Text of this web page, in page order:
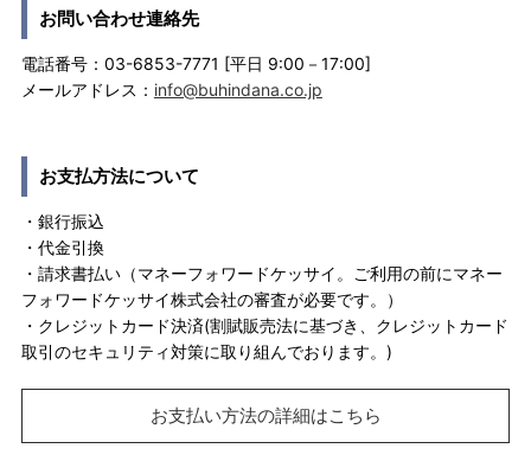
お問い合わせ連絡先
電話番号：03-6853-7771 [平日 9:00－17:00]
メールアドレス： info@buhindana.co.jp
お支払方法について
・銀行振込
・代金引換
・請求書払い（マネーフォワードケッサイ。ご利用の前にマネー
フォワードケッサイ株式会社の審査が必要です。）
・クレジットカード決済(割賦販売法に基づき、クレジットカード
取引のセキュリティ対策に取り組んでおります。)
お支払い方法の詳細はこちら